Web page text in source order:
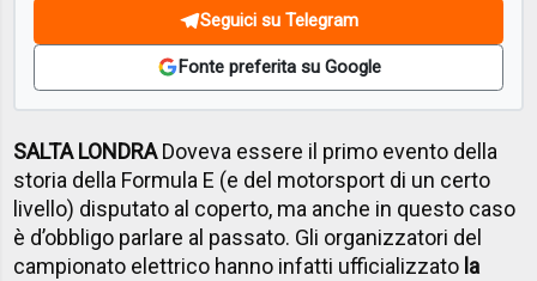
Seguici su Telegram
Fonte preferita su Google
SALTA LONDRADoveva essere il primo evento della
storia della Formula E (e del motorsport di un certo
livello) disputato al coperto, ma anche in questo caso
è d’obbligo parlare al passato. Gli organizzatori del
campionato elettrico hanno infatti ufficializzato la